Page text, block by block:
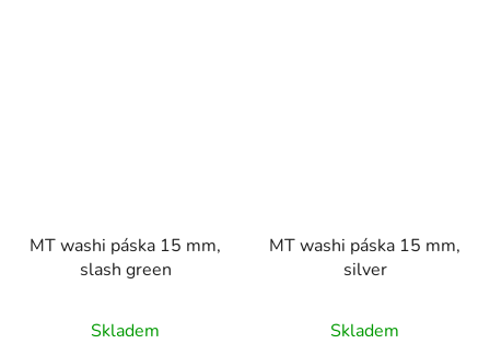
MT washi páska 15 mm,
slash green
Skladem
MT washi páska 15 mm,
silver
Skladem